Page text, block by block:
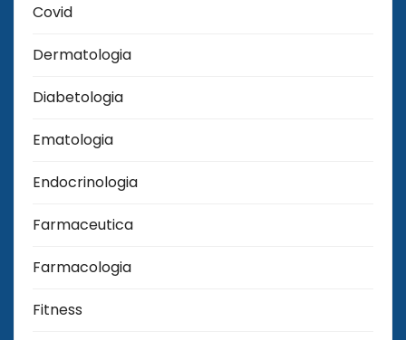
Covid
Dermatologia
Diabetologia
Ematologia
Endocrinologia
Farmaceutica
Farmacologia
Fitness